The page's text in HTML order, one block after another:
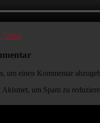
um einen Kommentar
um Spam zu